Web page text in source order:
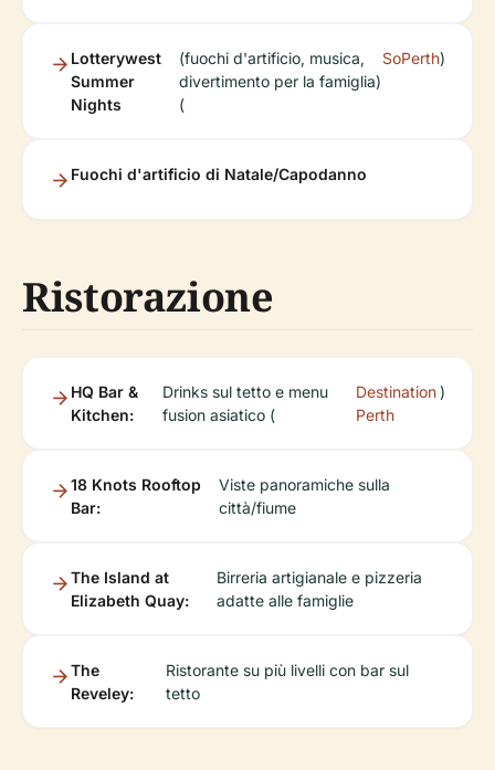
Lotterywest
Summer
Nights
(fuochi d'artificio, musica,
divertimento per la famiglia)
(
SoPerth)
Fuochi d'artificio di Natale/Capodanno
Ristorazione
HQ Bar &
Kitchen:
Drinks sul tetto e menu
fusion asiatico (
Destination
Perth
)
18 Knots Rooftop
Bar:
Viste panoramiche sulla
città/fiume
The Island at
Elizabeth Quay:
Birreria artigianale e pizzeria
adatte alle famiglie
The
Reveley:
Ristorante su più livelli con bar sul
tetto